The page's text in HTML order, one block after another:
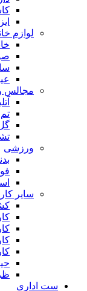
لوازم
مجالس
تم
ورزشی
سایر
ست اداری